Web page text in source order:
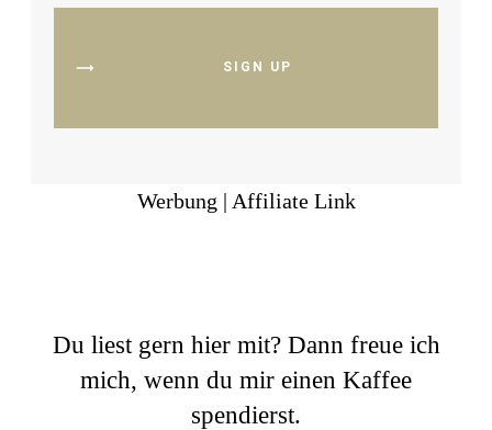
SIGN UP
Werbung | Affiliate Link
Du liest gern hier mit? Dann freue ich
mich, wenn du mir einen Kaffee
spendierst.